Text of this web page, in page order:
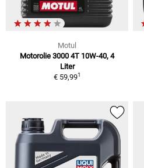
Motul
Motorolie 3000 4T 10W-40, 4
Liter
€ 59,991